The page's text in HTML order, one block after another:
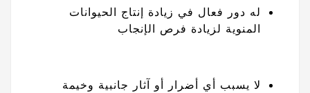
له دور فعال في زيادة إنتاج الحيوانات
المنوية لزيادة فرص الإنجاب
لا يسبب أي أضرار أو آثار جانبية وخيمة